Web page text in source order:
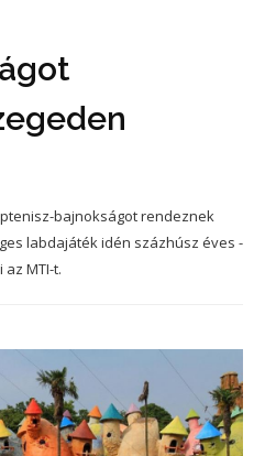
bajnokságot rendeznek
labdajáték idén százhúsz éves -
MTI-t.